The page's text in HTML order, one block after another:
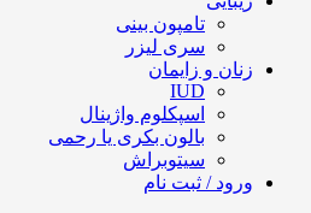
تامپون بینی
سری لیزر
زنان و زایمان
IUD
اسپکلوم واژینال
بالون بکری یا رحمی
سیتوبراش
ورود / ثبت نام